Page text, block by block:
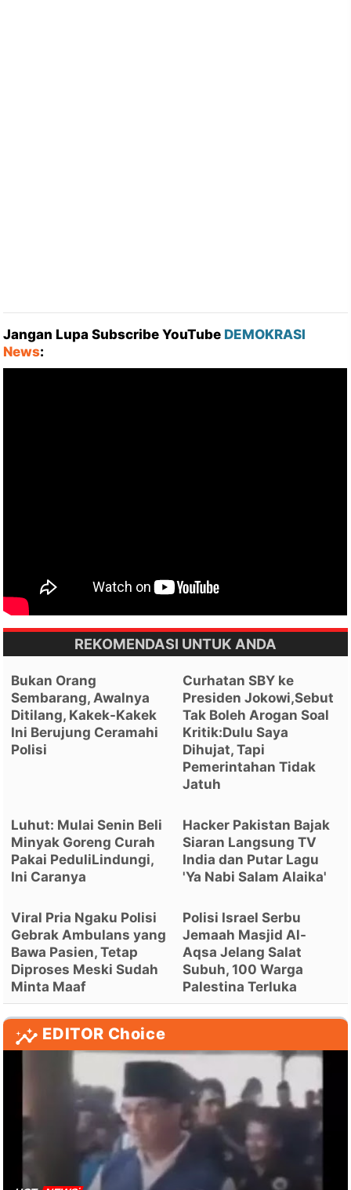
Jangan Lupa Subscribe YouTube DEMOKRASI
News:
REKOMENDASI UNTUK ANDA
Bukan Orang
Sembarang, Awalnya
Ditilang, Kakek-Kakek
Ini Berujung Ceramahi
Polisi
Curhatan SBY ke
Presiden Jokowi,Sebut
Tak Boleh Arogan Soal
Kritik:Dulu Saya
Dihujat, Tapi
Pemerintahan Tidak
Jatuh
Luhut: Mulai Senin Beli
Minyak Goreng Curah
Pakai PeduliLindungi,
Ini Caranya
Hacker Pakistan Bajak
Siaran Langsung TV
India dan Putar Lagu
'Ya Nabi Salam Alaika'
Viral Pria Ngaku Polisi
Gebrak Ambulans yang
Bawa Pasien, Tetap
Diproses Meski Sudah
Minta Maaf
Polisi Israel Serbu
Jemaah Masjid Al-
Aqsa Jelang Salat
Subuh, 100 Warga
Palestina Terluka
EDITOR Choice